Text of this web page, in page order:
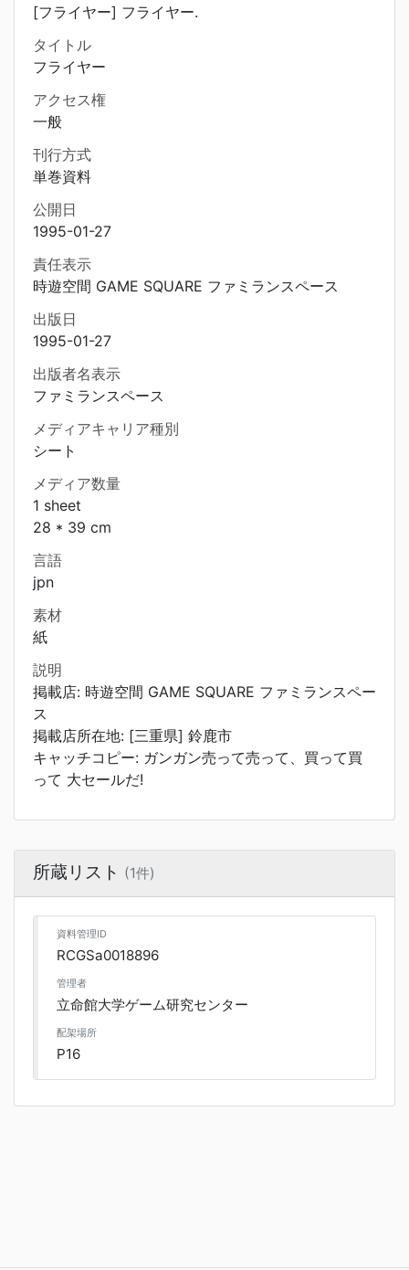
[フライヤー] フライヤー.
タイトル
フライヤー
アクセス権
一般
刊行方式
単巻資料
公開日
1995-01-27
責任表示
時遊空間 GAME SQUARE ファミランスペース
出版日
1995-01-27
出版者名表示
ファミランスペース
メディアキャリア種別
シート
メディア数量
1 sheet
28 * 39 cm
言語
jpn
素材
紙
説明
掲載店: 時遊空間 GAME SQUARE ファミランスペー
ス
掲載店所在地: [三重県] 鈴鹿市
キャッチコピー: ガンガン売って売って、買って買
って 大セールだ!
所蔵リスト (1件)
資料管理ID
RCGSa0018896
管理者
立命館大学ゲーム研究センター
配架場所
P16